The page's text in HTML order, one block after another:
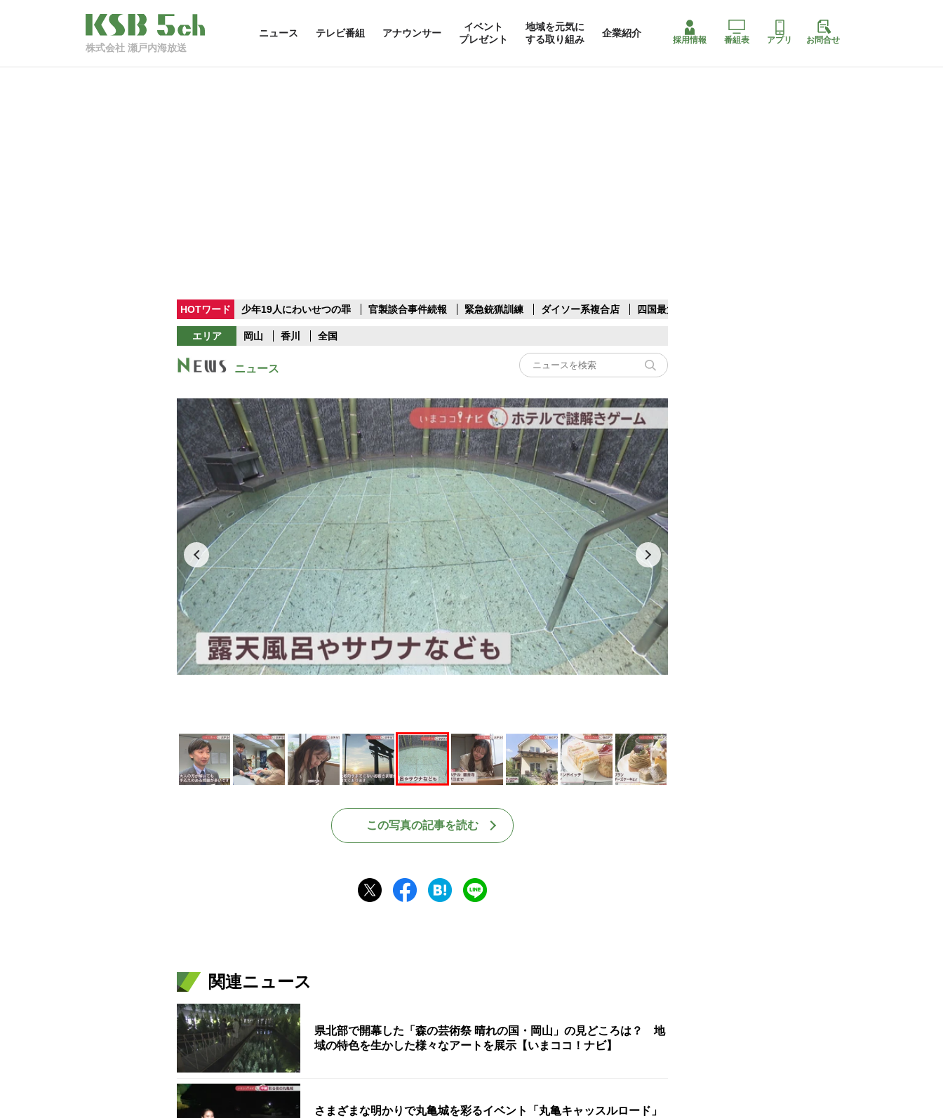
株式会社 瀬戸内海放送
ニュース テレビ番組 アナウンサー
イベント
プレゼント
地域を元気に
する取り組み
企業紹介
採用情報 番組表 アプリ お問合せ
HOTワード 少年19人にわいせつの罪 官製談合事件続報 緊急銃猟訓練 ダイソー系複合店 四国最大スリコ
エリア 岡山 香川 全国
ニュース
Play
この写真の記事を読む
関連ニュース
県北部で開幕した「森の芸術祭 晴れの国・岡山」の見どころは？ 地
域の特色を生かした様々なアートを展示【いまココ！ナビ】
さまざまな明かりで丸亀城を彩るイベント「丸亀キャッスルロード」